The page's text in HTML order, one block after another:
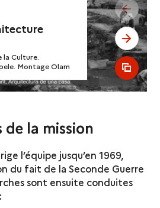
Culture.
Montage Olam
see
see
see
de la mission
l’équipe jusqu’en 1969,
du fait de la Seconde Guerre
sont ensuite conduites